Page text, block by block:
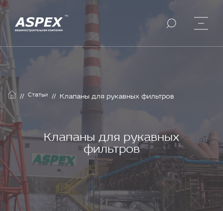
// Статьи // Клапаны для рукавных фильтров
Клапаны для рукавных
фильтров